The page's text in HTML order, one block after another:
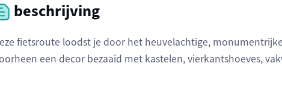
beschrijving
fietsroute loodst je door het heuvelachtige,
een decor bezaaid met kastelen, vierkantshoeves,